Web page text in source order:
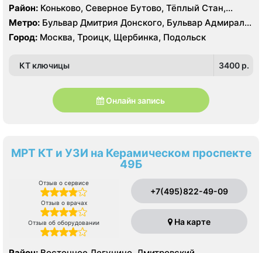
Район: Коньково, Северное Бутово, Тёплый Стан,
Южное Бутово, Ясенево
Метро: Бульвар Дмитрия Донского, Бульвар Адмирала
Ушакова, Битцевский парк , Беляево, Аннино ,
Лесопарковая, Новоясеневская, Теплый Стан, Улица
Скобелевская, Улица Старокачаловская, Ясенево,
Коммунарка, Ольховая, Прокшино, Филатов Луг
Город: Москва, Троицк, Щербинка, Подольск
КТ ключицы 3400 p.
Онлайн запись
МРТ КТ и УЗИ на Керамическом проспекте
49Б
Отзыв о сервисе
Отзыв о врачах
Отзыв об оборудовании
+7(495)822-49-09
На карте